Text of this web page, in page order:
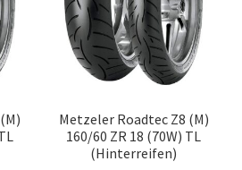
Metzeler Roadtec Z8 (M)
160/60 ZR 18 (70W) TL
(Hinterreifen)